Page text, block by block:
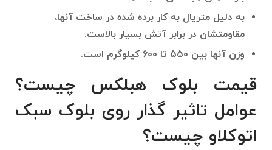
به دلیل متریال به کار برده شده در ساخت آنها،
مقاومتشان در برابر آتش بسیار بالاست.
وزن آنها بین 550 تا 600 کیلوگرم است.
قیمت بلوک هبلکس چیست؟
عوامل تاثیر گذار روی بلوک سبک
اتوکلاو چیست؟